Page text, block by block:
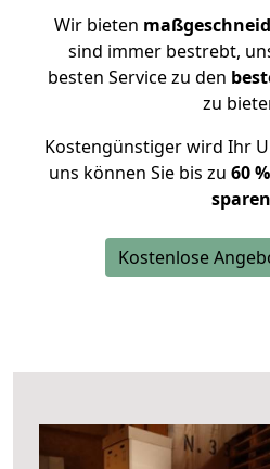
Wir bieten
sind immer bestrebt,
besten Service zu den
zu
Kostengünstiger wird Ihr
uns können Sie bis zu 60
sparen
Kostenlose